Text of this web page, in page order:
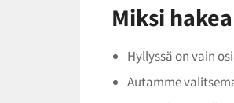
Miksi
Hyllyssä on vain
Autamme